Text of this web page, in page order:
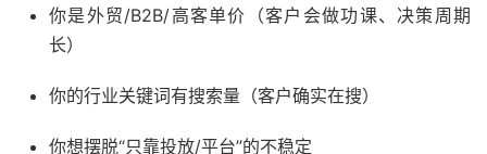
你是外贸/B2B/高客单价（客户会做功课、决策周期
长）
你的行业关键词有搜索量（客户确实在搜）
你想摆脱“只靠投放/平台”的不稳定